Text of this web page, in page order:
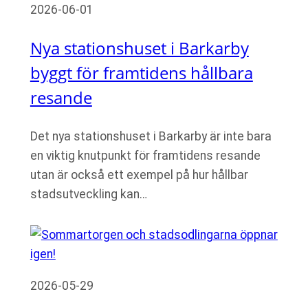
2026-06-01
Nya stationshuset i Barkarby
byggt för framtidens hållbara
resande
Det nya stationshuset i Barkarby är inte bara
en viktig knutpunkt för framtidens resande
utan är också ett exempel på hur hållbar
stadsutveckling kan…
2026-05-29